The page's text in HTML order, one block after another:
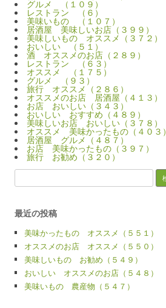
グルメ （１０９）
レストラン （６）
美味いもの （１０７）
居酒屋 美味しいお店（３９９）
美味しいもの オススメ（３７２）
おいしい （５１）
酒 オススメのお店（２８９）
レストラン （６３）
オススメ （１７５）
グルメ （９３）
旅行 オススメ（２８６）
オススメのお店 居酒屋（４１３）
お店 おいしい（３４３）
おいしい おすすめ（４８９）
美味しいお店 おいしい（３７８）
オススメ 美味かったもの（４０３）
居酒屋 グルメ（４８７）
お店 美味かったもの（３９７）
旅行 お勧め（３２０）
索:
最近の投稿
美味かったもの オススメ（５５１）
オススメのお店 オススメ（５５０）
美味しいもの お勧め（５４９）
おいしい オススメのお店（５４８）
美味いもの 農産物（５４７）